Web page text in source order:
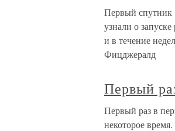
Первый спутник
узнали о
и в течение
Фицджералд
Первый
Первый раз в
некоторое